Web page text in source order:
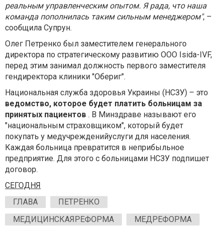
реальным управленческим опытом. Я рада, что наша
команда пополнилась таким сильным менеджером", –
сообщила Супрун.
Олег Петренко был заместителем генерального
директора по стратегическому развитию ООО Isida-IVF,
перед этим занимал должность первого заместителя
гендиректора клиники "Обериг".
Национальная служба здоровья Украины (НСЗУ) – это
ведомство, которое будет платить больницам за
принятых пациентов . В Минздраве называют его
"национальным страховщиком", который будет
покупать у медучрежденийуслуги для населения.
Каждая больница превратится в неприбыльное
предприятие. Для этого с больницами НСЗУ подпишет
договор.
СЕГОДНЯ
ГЛАВА
ПЕТРЕНКО
МЕДИЦИНСКАЯРЕФОРМА
МЕДРЕФОРМА